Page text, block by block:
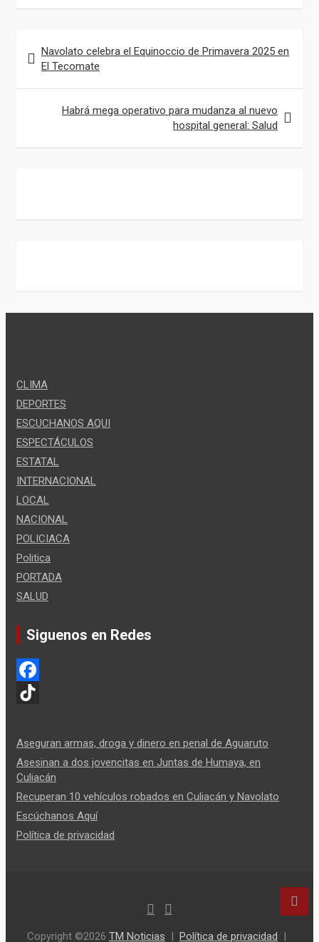
b
o
t
A
l
g
m
i
de
entradas
Navolato celebra el Equinoccio de Primavera 2025 en
El Tecomate
Habrá mega operativo para mudanza al nuevo
hospital general: Salud
CLIMA
DEPORTES
ESCUCHANOS AQUI
ESPECTÁCULOS
ESTATAL
INTERNACIONAL
LOCAL
NACIONAL
POLICIACA
Politica
PORTADA
SALUD
Siguenos en Redes
F
c
e
b
o
k
T
k
Aseguran armas, droga y dinero en penal de Aguaruto
Asesinan a dos jovencitas en Juntas de Humaya, en
Culiacán
Recuperan 10 vehículos robados en Culiacán y Navolato
Escúchanos Aquí
Política de privacidad
Copyright ©2026 TM Noticias Política de privacidad